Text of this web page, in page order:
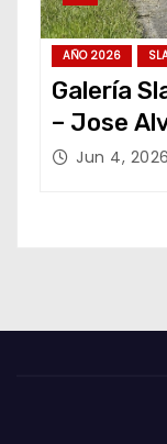
AÑO 2026
Galería
– Jose
Jun 4, 2026